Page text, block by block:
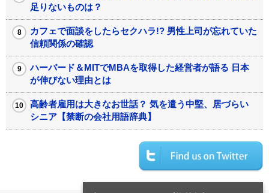
足りないものは？
カフェで面談をしたらセクハラ!? 男性上司が忘れていた
信頼関係の確認
ハーバード＆MITでMBAを取得した経営者が語る 日本
が伸びない理由とは
高齢者雇用は大きなお世話？ 気を遣う中堅、居づらい
シニア【禁断の会社用語辞典】